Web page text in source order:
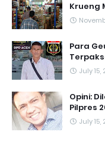
Krueng
Para
July 15,
Opini:
Pilpres
July 15,